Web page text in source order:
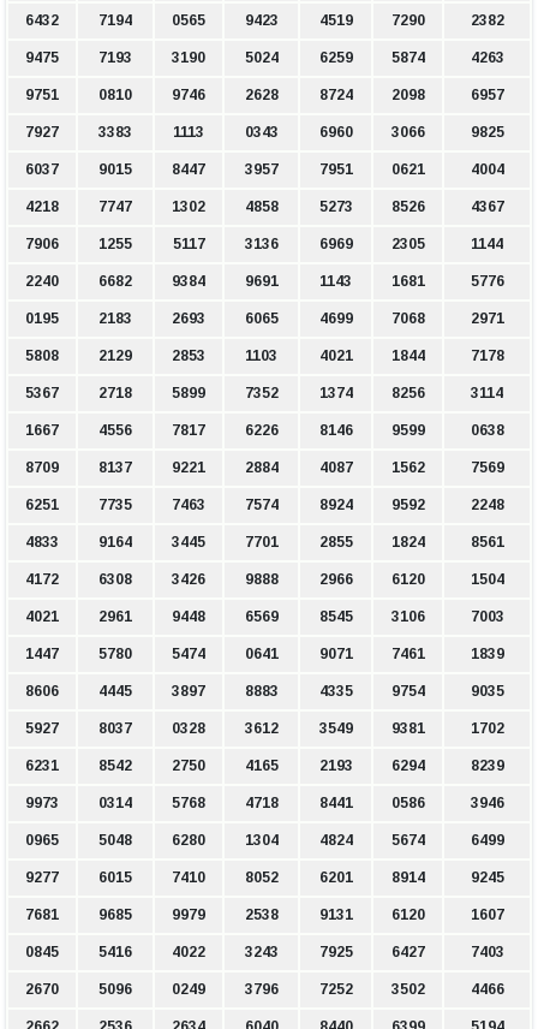
6432 7194 0565 9423 4519 7290 2382
9475 7193 3190 5024 6259 5874 4263
9751 0810 9746 2628 8724 2098 6957
7927 3383 1113 0343 6960 3066 9825
6037 9015 8447 3957 7951 0621 4004
4218 7747 1302 4858 5273 8526 4367
7906 1255 5117 3136 6969 2305 1144
2240 6682 9384 9691 1143 1681 5776
0195 2183 2693 6065 4699 7068 2971
5808 2129 2853 1103 4021 1844 7178
5367 2718 5899 7352 1374 8256 3114
1667 4556 7817 6226 8146 9599 0638
8709 8137 9221 2884 4087 1562 7569
6251 7735 7463 7574 8924 9592 2248
4833 9164 3445 7701 2855 1824 8561
4172 6308 3426 9888 2966 6120 1504
4021 2961 9448 6569 8545 3106 7003
1447 5780 5474 0641 9071 7461 1839
8606 4445 3897 8883 4335 9754 9035
5927 8037 0328 3612 3549 9381 1702
6231 8542 2750 4165 2193 6294 8239
9973 0314 5768 4718 8441 0586 3946
0965 5048 6280 1304 4824 5674 6499
9277 6015 7410 8052 6201 8914 9245
7681 9685 9979 2538 9131 6120 1607
0845 5416 4022 3243 7925 6427 7403
2670 5096 0249 3796 7252 3502 4466